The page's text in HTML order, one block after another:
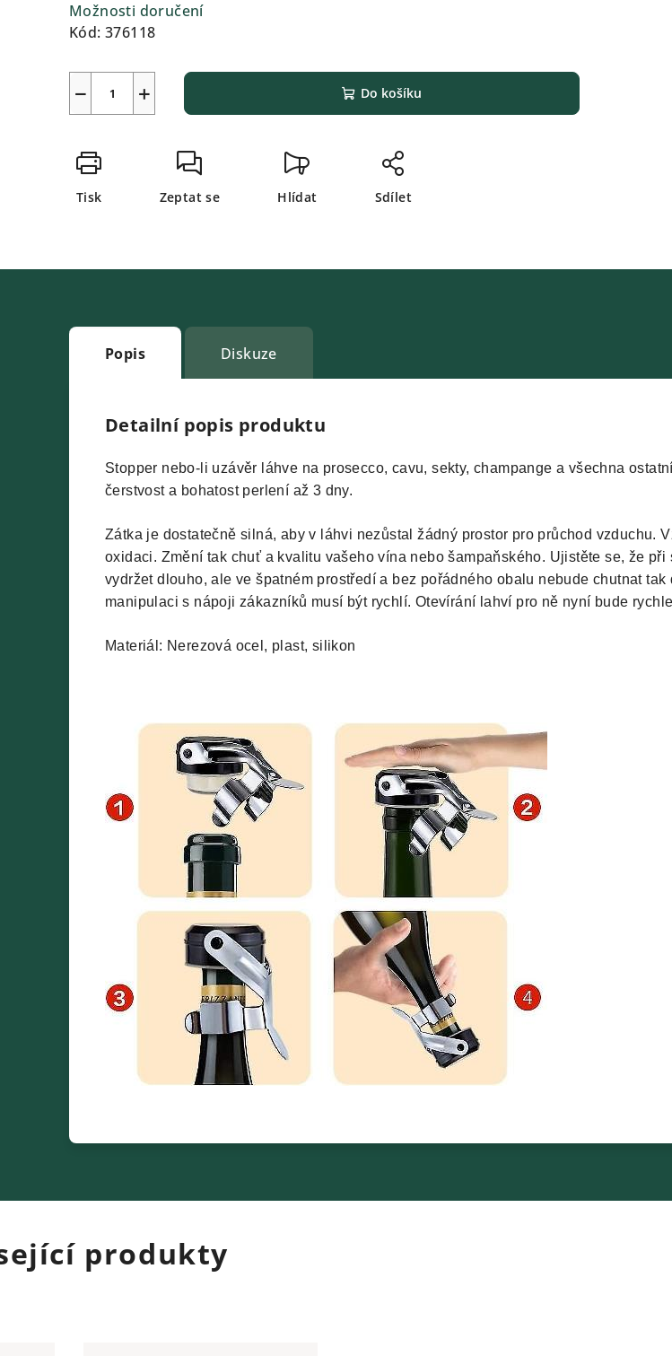
Možnosti doručení
Kód: 376118
+
− Do košíku
Tisk Zeptat se Hlídat Sdílet
Popis Diskuze
Detailní popis produktu
Stopper nebo-li uzávěr láhve na prosecco, cavu, sekty, champange a všechna
čerstvost a bohatost perlení až 3 dny.
Zátka je dostatečně silná, aby v láhvi nezůstal žádný prostor pro průchod vzduchu.
oxidaci. Změní tak chuť a kvalitu vašeho vína nebo šampaňského. Ujistěte se, že
vydržet dlouho, ale ve špatném prostředí a bez pořádného obalu nebude chutnat
manipulaci s nápoji zákazníků musí být rychlí. Otevírání lahví pro ně nyní bude
Materiál: Nerezová ocel, plast, silikon
produkty